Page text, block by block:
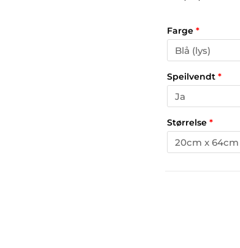
Farge *
Speilvendt *
Størrelse *